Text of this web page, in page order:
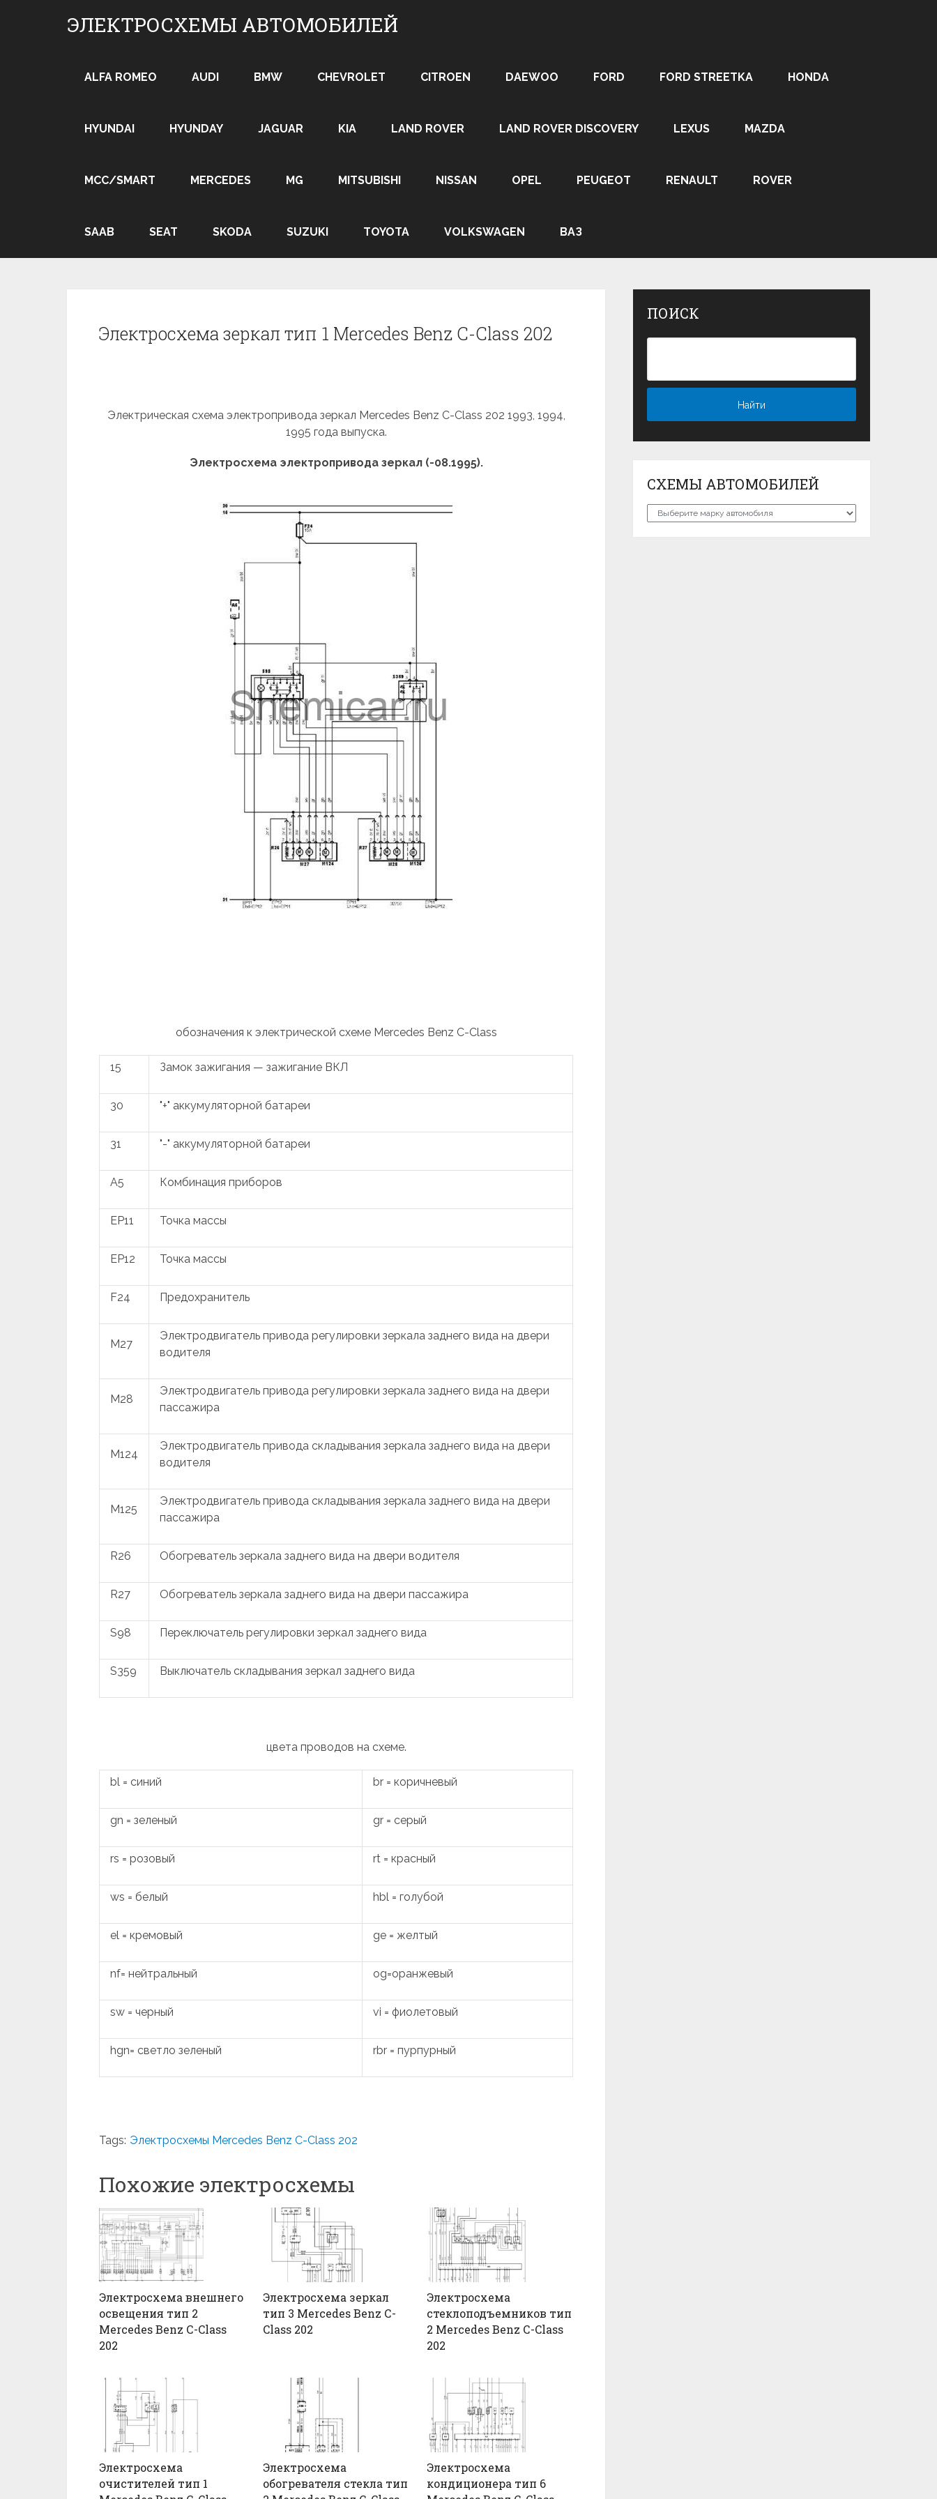
ЭЛЕКТРОСХЕМЫ АВТОМОБИЛЕЙ
ALFA ROMEO AUDI BMW CHEVROLET CITROEN DAEWOO FORD FORD STREETKA HONDA
HYUNDAI HYUNDAY JAGUAR KIA LAND ROVER LAND ROVER DISCOVERY LEXUS MAZDA
MCC/SMART MERCEDES MG MITSUBISHI NISSAN OPEL PEUGEOT RENAULT ROVER
SAAB SEAT SKODA SUZUKI TOYOTA VOLKSWAGEN ВАЗ
Электросхема зеркал тип 1 Mercedes Benz С-Class 202
Электрическая схема электропривода зеркал Mercedes Benz С-Class 202 1993, 1994,
1995 года выпуска.
Электросхема электропривода зеркал (-08.1995).
обозначения к электрической схеме Mercedes Benz C-Class
15 Замок зажигания — зажигание ВКЛ
30 "+" аккумуляторной батареи
31 "-" аккумуляторной батареи
A5 Комбинация приборов
EP11 Точка массы
EP12 Точка массы
F24 Предохранитель
M27
Электродвигатель привода регулировки зеркала заднего вида на двери
водителя
M28
Электродвигатель привода регулировки зеркала заднего вида на двери
пассажира
M124
Электродвигатель привода складывания зеркала заднего вида на двери
водителя
M125
Электродвигатель привода складывания зеркала заднего вида на двери
пассажира
R26 Обогреватель зеркала заднего вида на двери водителя
R27 Обогреватель зеркала заднего вида на двери пассажира
S98 Переключатель регулировки зеркал заднего вида
S359 Выключатель складывания зеркал заднего вида
цвета проводов на схеме.
bl = синий br = коричневый
gn = зеленый gr = серый
rs = розовый rt = красный
ws = белый hbl = голубой
el = кремовый ge = желтый
nf= нейтральный og=оранжевый
sw = черный vi = фиолетовый
hgn= светло зеленый rbr = пурпурный
Tags: Электросхемы Mercedes Benz С-Class 202
Похожие электросхемы
Электросхема внешнего
освещения тип 2
Mercedes Benz С-Class
202
Электросхема зеркал
тип 3 Mercedes Benz С-
Class 202
Электросхема
стеклоподъемников тип
2 Mercedes Benz С-Class
202
Электросхема
очистителей тип 1
Электросхема
обогревателя стекла тип
Электросхема
кондиционера тип 6
ПОИСК
СХЕМЫ АВТОМОБИЛЕЙ
Схемы